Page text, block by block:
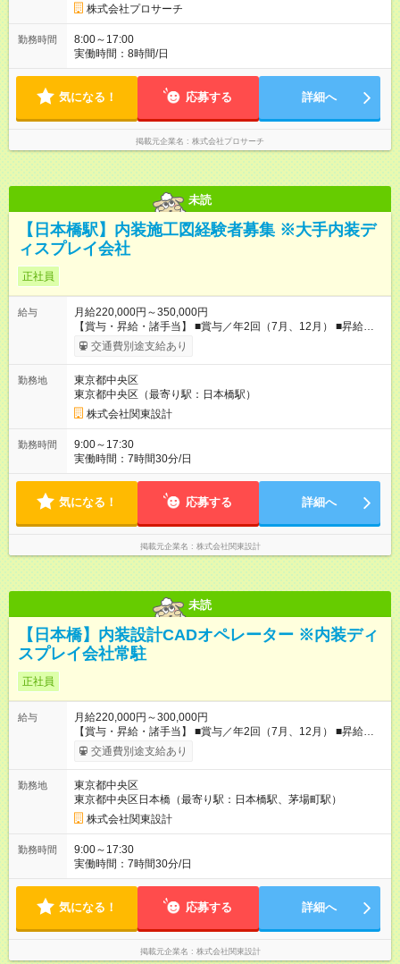
株式会社プロサーチ
勤務時間
8:00～17:00
実働時間：8時間/日
気になる！ 応募する 詳細へ
掲載元企業名 株式会社プロサーチ
未読
【日本橋駅】内装施工図経験者募集 ※大手内装デ
ィスプレイ会社
正社員
給与
月給220,000円～350,000円
【賞与・昇給・諸手当】 ■賞与／年2回（7月、12月） ■昇給／
年1回（4月） ■通勤交通費支給(5万円以内／月) ■時間外手当 ■家
族手当 ■役職手当 ■資格手当(詳細は待遇・福利厚生欄をご確認
雇用形態、給与は本採用時と同じです。
交通費別途支給あり
勤務地
東京都中央区
東京都中央区（最寄り駅：日本橋駅）
株式会社関東設計
勤務時間
9:00～17:30
実働時間：7時間30分/日
気になる！ 応募する 詳細へ
掲載元企業名 株式会社関東設計
未読
【日本橋】内装設計CADオペレーター ※内装ディ
スプレイ会社常駐
正社員
給与
月給220,000円～300,000円
【賞与・昇給・諸手当】 ■賞与／年2回（7月、12月） ■昇給／
年1回（4月） ■通勤交通費支給(5万円以内／月) ■時間外手当 ■家
族手当 ■役職手当 ■資格手当(詳細は待遇・福利厚生欄をご確認
雇用形態、給与は本採用時と同じです。
交通費別途支給あり
勤務地
東京都中央区
東京都中央区日本橋（最寄り駅：日本橋駅、茅場町駅）
株式会社関東設計
勤務時間
9:00～17:30
実働時間：7時間30分/日
気になる！ 応募する 詳細へ
掲載元企業名 株式会社関東設計